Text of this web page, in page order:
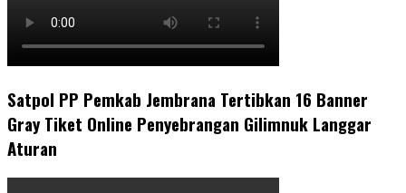
Satpol PP Pemkab Jembrana Tertibkan 16 Banner
Gray Tiket Online Penyebrangan Gilimnuk Langgar
Aturan